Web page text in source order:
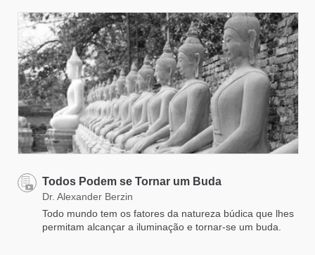
Todos Podem se Tornar um Buda
Dr. Alexander Berzin
Todo mundo tem os fatores da natureza búdica que lhes
permitam alcançar a iluminação e tornar-se um buda.